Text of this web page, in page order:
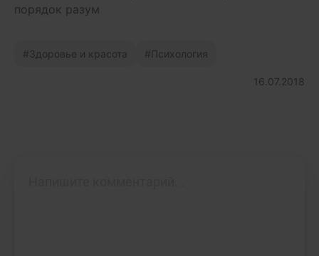
порядок разум
Здоровье и красота Психология
16.07.2018